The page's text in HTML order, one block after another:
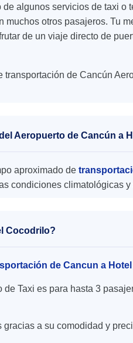
algunos servicios de taxi
otros pasajeros. Tu
de un viaje directo de
de Cancún
Aeropuerto de Cancún a
aproximado de
condiciones climatológicas y
Cocodrilo?
de Cancun a
de Taxi es para hasta 3
gracias a su comodidad y